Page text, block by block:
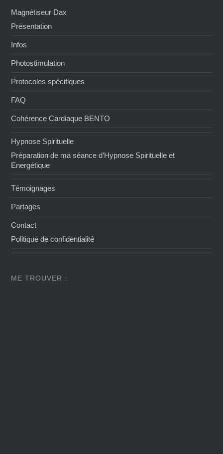
Magnétiseur Dax
Présentation
Infos
Photostimulation
Protocoles spécifiques
FAQ
Cohérence Cardiaque BENTO
Hypnose Spirituelle
Préparation de ma séance d’Hypnose Spirituelle et
Energétique
Témoignages
Partages
Contact
Politique de confidentialité
ME TROUVER :